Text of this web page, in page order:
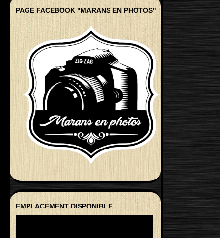
PAGE FACEBOOK "MARANS EN PHOTOS"
EMPLACEMENT DISPONIBLE